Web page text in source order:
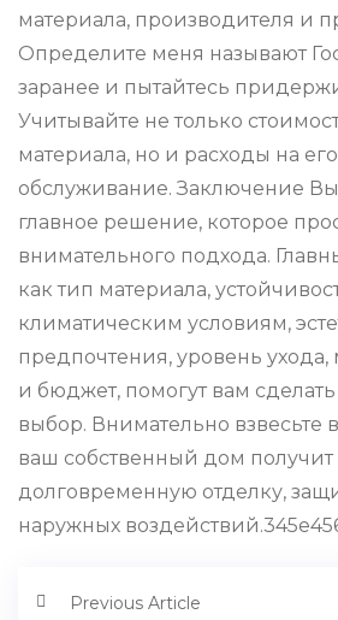
материала, производителя и
Определите меня называют
заранее и пытайтесь
Учитывайте не только
материала, но и расходы на
обслуживание. Заключение
главное решение, которое
внимательного подхода.
как тип материала,
климатическим условиям,
предпочтения, уровень ухода,
и бюджет, помогут вам
выбор. Внимательно взвесьте
ваш собственный дом
долговременную отделку,
наружных
Previous Article